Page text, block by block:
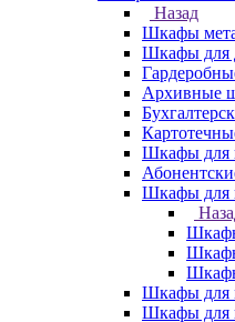
Назад
Шкафы
Шкафы для
Архивные
Шкафы для
Шкафы для
Шкафы для
Шкафы для